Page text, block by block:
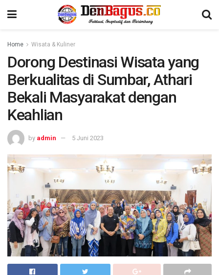
Home Wisata & Kuliner
Dorong Destinasi Wisata yang
Berkualitas di Sumbar, Athari
Bekali Masyarakat dengan
Keahlian
by admin 5 Juni 2023